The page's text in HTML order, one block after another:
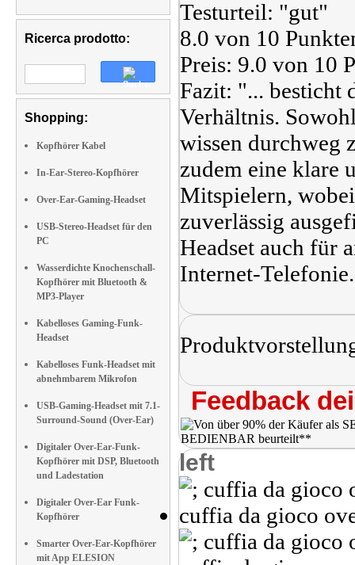
Ricerca prodotto:
Shopping:
Kopfhörer Kabel
In-Ear-Stereo-Kopfhörer
Over-Ear-Gaming-Headset
USB-Stereo-Headset für den
PC
Wasserdichte Knochenschall-
Kopfhörer mit Bluetooth &
MP3-Player
Kabelloses Gaming-Funk-
Headset
Kabelloses Funk-Headset mit
abnehmbarem Mikrofon
USB-Gaming-Headset mit 7.1-
Surround-Sound (Over-Ear)
Digitaler Over-Ear-Funk-
Kopfhörer mit DSP, Bluetooth
und Ladestation
Digitaler Over-Ear Funk-
Kopfhörer
Smarter Over-Ear-Kopfhörer
mit App ELESION
Testurteil: "gut"
8.0 von 10
Preis: 9.0 von 10
Fazit: "... besticht
Verhältnis.
wissen durchweg
zudem eine klare
Mitspielern,
zuverlässig
Headset auch für
Internet-
Feedback
left